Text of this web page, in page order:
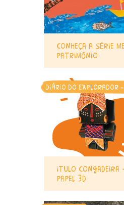
conheça a série
patrimônio
diário do explorador -
itulo congadeira
papel 3d